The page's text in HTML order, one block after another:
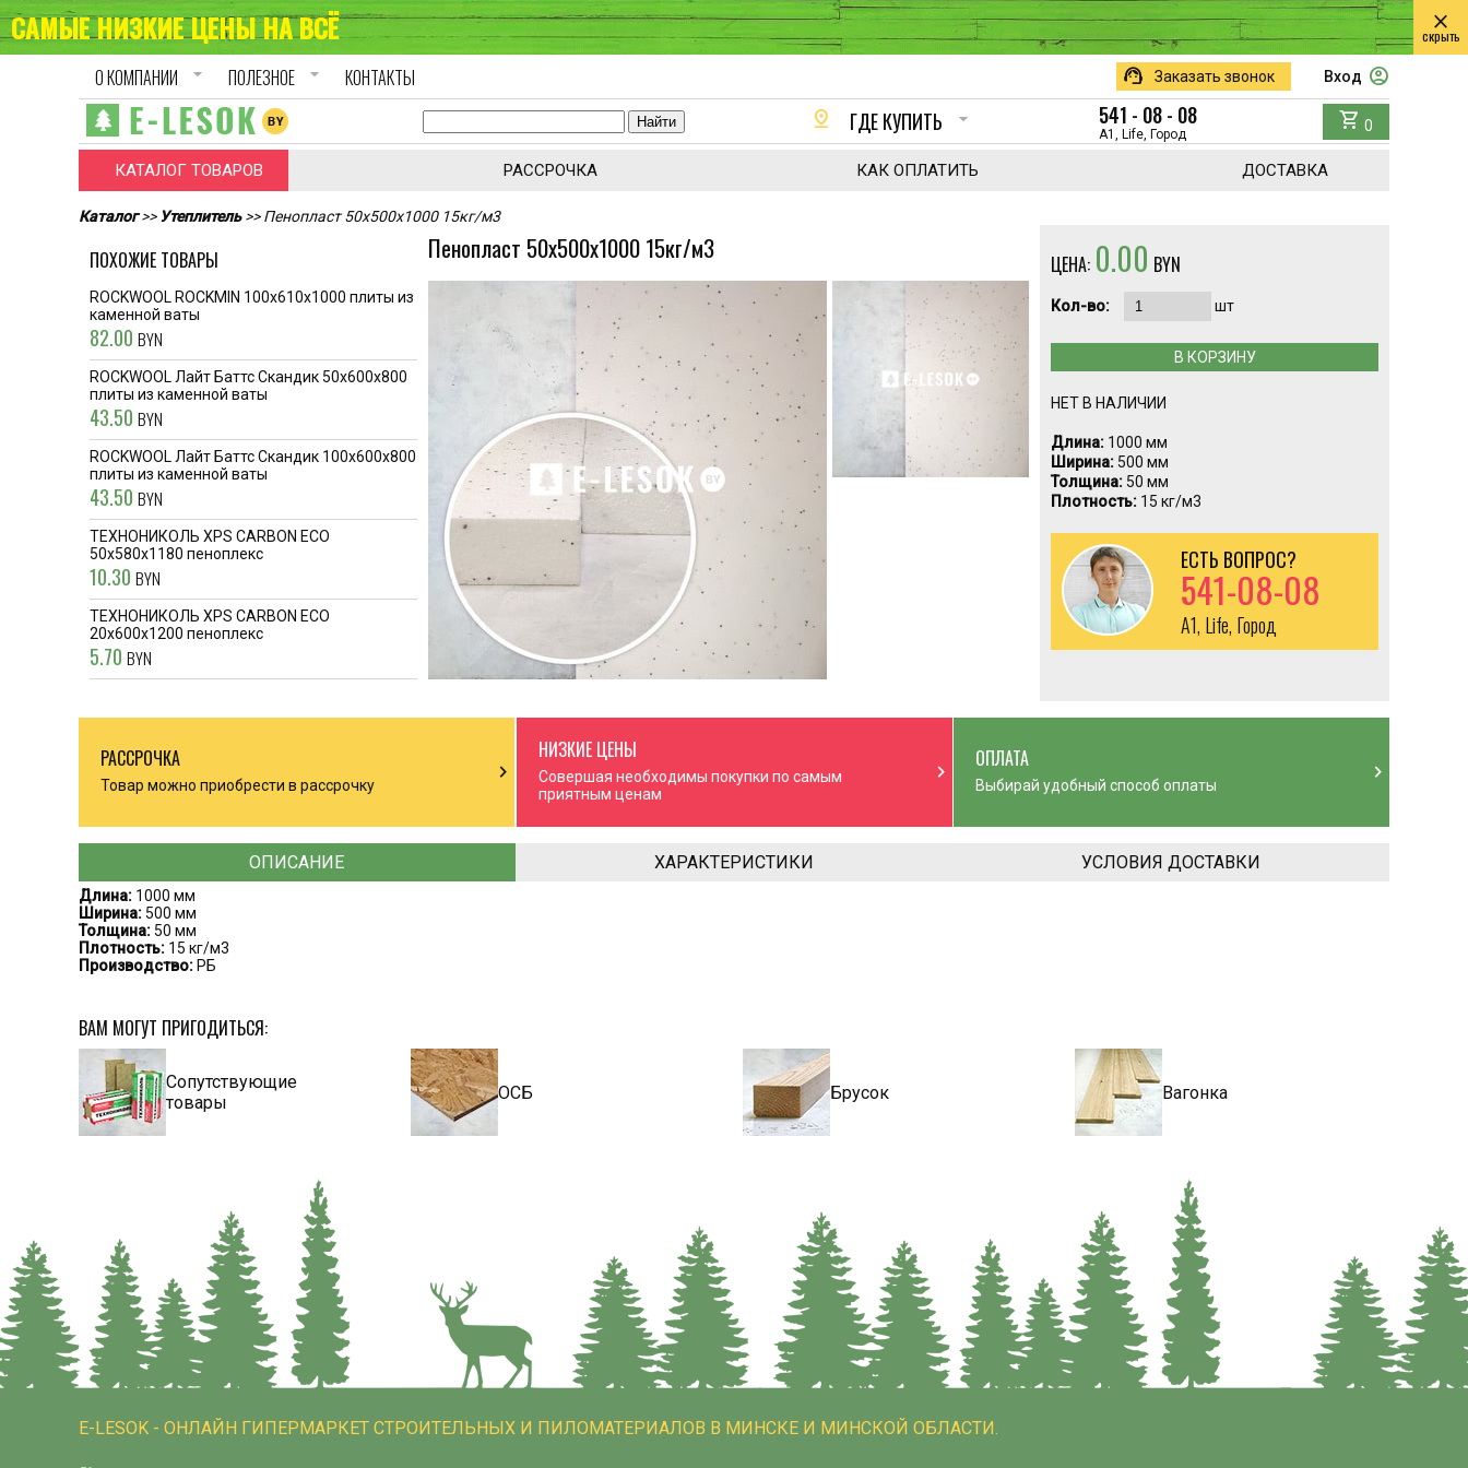
САМЫЕ НИЗКИЕ ЦЕНЫ НА ВСЁ close
скрыть
О КОМПАНИИ arrow_drop_down ПОЛЕЗНОЕ arrow_drop_down КОНТАКТЫ support_agent Заказать звонок Вход account_circle
pin_drop
ГДЕ КУПИТЬ arrow_drop_down 541 - 08 - 08
A1, Life, Город
shopping_cart 0
КАТАЛОГ ТОВАРОВ РАССРОЧКА КАК ОПЛАТИТЬ ДОСТАВКА
Каталог>> Утеплитель >> Пенопласт 50х500х1000 15кг/м3
ПОХОЖИЕ ТОВАРЫ
ROCKWOOL ROCKMIN 100x610x1000 плиты из
каменной ваты
82.00 BYN
ROCKWOOL Лайт Баттс Скандик 50x600x800
плиты из каменной ваты
43.50 BYN
ROCKWOOL Лайт Баттс Скандик 100x600x800
плиты из каменной ваты
43.50 BYN
ТЕХНОНИКОЛЬ XPS CARBON ECO
50x580x1180 пеноплекс
10.30 BYN
ТЕХНОНИКОЛЬ XPS CARBON ECO
20x600x1200 пеноплекс
5.70 BYN
Пенопласт 50х500х1000 15кг/м3 ЦЕНА: 0.00 BYN
Кол-во: шт
В КОРЗИНУ
НЕТ В НАЛИЧИИ
Длина: 1000 мм
Ширина: 500 мм
Толщина: 50 мм
Плотность: 15 кг/м3
ЕСТЬ ВОПРОС?
541-08-08
A1, Life, Город
РАССРОЧКА
Товар можно приобрести в рассрочку chevron_right
НИЗКИЕ ЦЕНЫ
Совершая необходимы покупки по самым
приятным ценам
chevron_right
ОПЛАТА
Выбирай удобный способ оплаты chevron_right
ОПИСАНИЕ ХАРАКТЕРИСТИКИ УСЛОВИЯ ДОСТАВКИ
Длина: 1000 мм
Ширина: 500 мм
Толщина: 50 мм
Плотность: 15 кг/м3
Производство: РБ
ВАМ МОГУТ ПРИГОДИТЬСЯ:
Сопутствующие
товары
ОСБ Брусок Вагонка
E-LESOK - ОНЛАЙН ГИПЕРМАРКЕТ СТРОИТЕЛЬНЫХ И ПИЛОМАТЕРИАЛОВ В МИНСКЕ И МИНСКОЙ ОБЛАСТИ.